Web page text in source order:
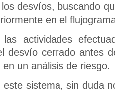
desvíos, buscando
en el
las actividades
desvío cerrado antes
un análisis de riesgo.
este sistema, sin duda